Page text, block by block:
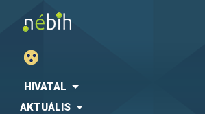
HIVATAL
AKTUÁLIS